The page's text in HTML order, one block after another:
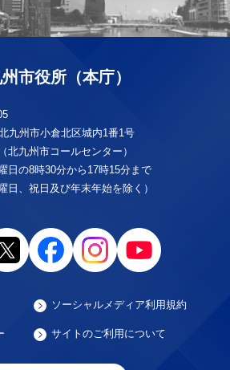
市役所（本庁）
九州市小倉北区城内1番1号
北九州市コールセンター）
日の8時30分から17時15分まで
日、祝日及び年末年始を除く）
ソーシャルメディア利用規約
サイトのご利用について